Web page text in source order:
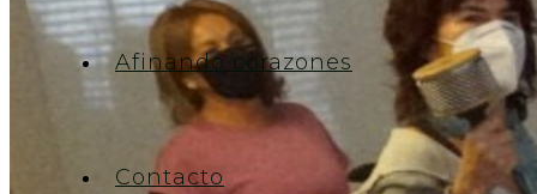
Afinando corazones
Contacto